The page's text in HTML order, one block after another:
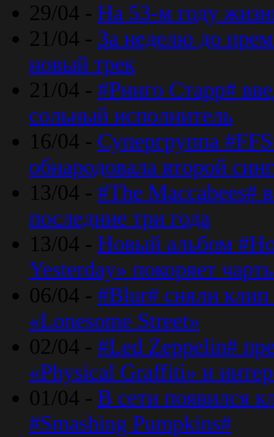
29/04 - На 53-м году
21/04 - За неделю до
новый трек
21/04 - #Ринго Старр#
сольный исполнитель
16/04 - Супергруппа
обнародовала второй
13/04 - #The Maccabees#
последние три года
13/04 - Новый альбом
Yesterday» покоряет
06/04 - #Blur# сняли клип
«Lonesome Street»
02/04 - #Led Zeppelin#
«Physical Graffiti» и
01/04 - В сети появился
#Smashing Pumpkins#